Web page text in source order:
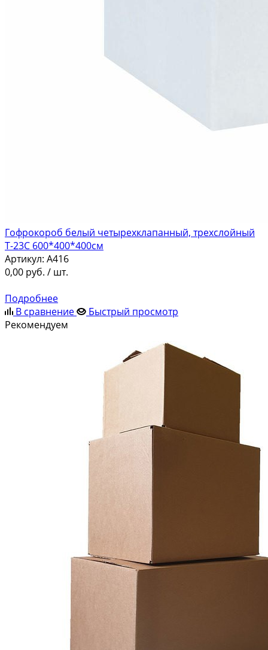
Гофрокороб белый четырехклапанный, трехслойный
Т-23С 600*400*400см
Артикул: A416
0,00 руб. / шт.
Подробнее
В сравнение
Быстрый просмотр
Рекомендуем